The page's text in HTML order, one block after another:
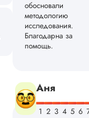
Катя
Вид работы:
Дата:2024-06-08
Заказала тут
магистерскую